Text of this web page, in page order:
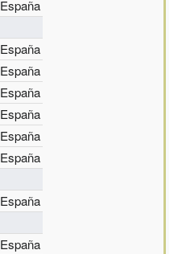
España
España
España
España
España
España
España
España
España